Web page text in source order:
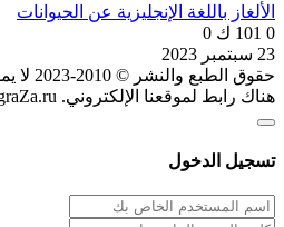
الألغاز باللغة الإنجليزية عن الحيوانات
0 101 ك
0
23 سبتمبر 2023
حقوق
هناك رابط لموقعنا الإلكتروني. IgraZa.ru
تسجيل الدخول